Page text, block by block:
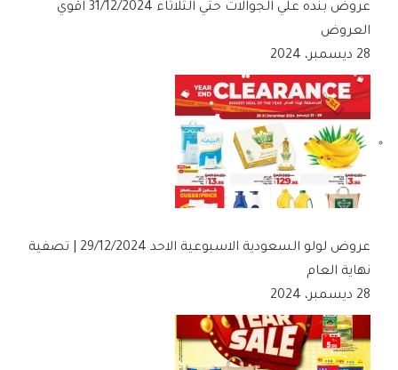
عروض بنده علي الجوالات حتي الثلاثاء 31/12/2024 اقوي
العروض
28 ديسمبر، 2024
عروض لولو السعودية الاسبوعية الاحد 29/12/2024 | تصفية
نهاية العام
28 ديسمبر، 2024